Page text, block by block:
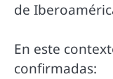
de
En este
confirmadas: